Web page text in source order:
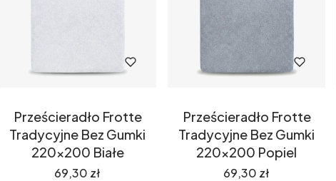
Prześcieradło Frotte
Tradycyjne Bez Gumki
220x200 Białe
Cena
69,30 zł
Prześcieradło Frotte
Tradycyjne Bez Gumki
220x200 Popiel
Cena
69,30 zł